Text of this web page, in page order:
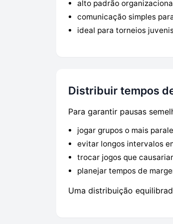
alto padrão
comunicação simples
ideal para torneios
Distribuir tempos
Para garantir pausas
jogar grupos o mais
evitar longos intervalos
trocar jogos que
planejar tempos de
Uma distribuição